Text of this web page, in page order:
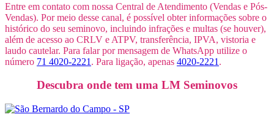
Entre em contato com nossa Central de Atendimento (Vendas e Pós-
Vendas). Por meio desse canal, é possível obter informações sobre o
histórico do seu seminovo, incluindo infrações e multas (se houver),
além de acesso ao CRLV e ATPV, transferência, IPVA, vistoria e
laudo cautelar. Para falar por mensagem de WhatsApp utilize o
número 71 4020-2221 . Para ligação, apenas 4020-2221 .
Descubra onde tem uma LM Seminovos